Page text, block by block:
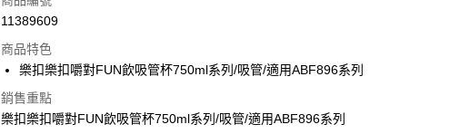
Apple Pay
街口支付
11389609
商品特色
樂扣樂扣嚼對FUN飲吸管杯750ml系列/吸管/適用ABF896系列
銷售重點
樂扣樂扣嚼對FUN飲吸管杯750ml系列/吸管/適用ABF896系列